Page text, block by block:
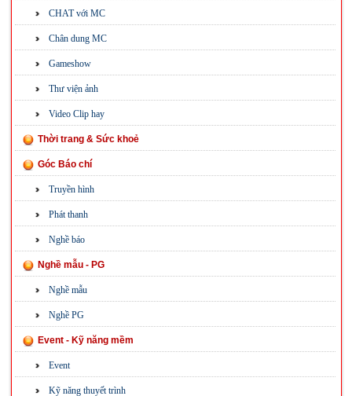
CHAT với MC
Chân dung MC
Gameshow
Thư viện ảnh
Video Clip hay
Thời trang & Sức khoẻ
Góc Báo chí
Truyền hình
Phát thanh
Nghề báo
Nghề mẫu - PG
Nghề mẫu
Nghề PG
Event - Kỹ năng mềm
Event
Kỹ năng thuyết trình